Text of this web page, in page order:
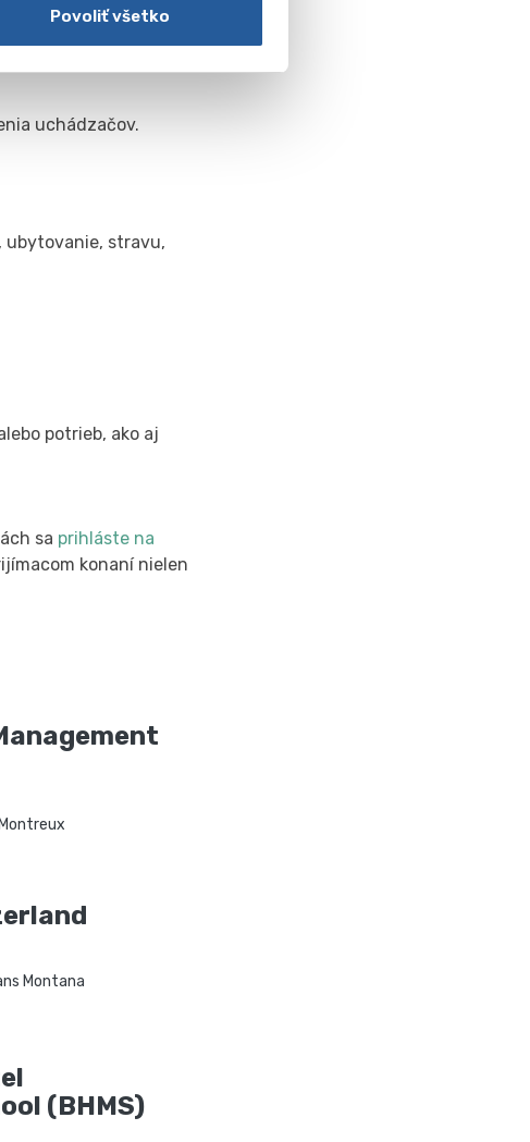
Povoliť všetko
uchádzačov.
ubytovanie, stravu,
potrieb, ako aj
sa prihláste na
konaní nielen
Montreux
Montana
(BHMS)